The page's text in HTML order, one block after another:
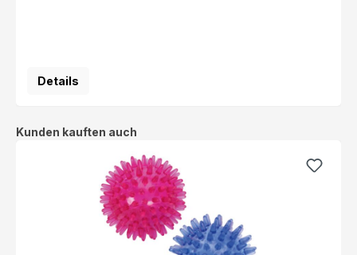
Details
Produktgalerie überspringen
Kunden kauften auch